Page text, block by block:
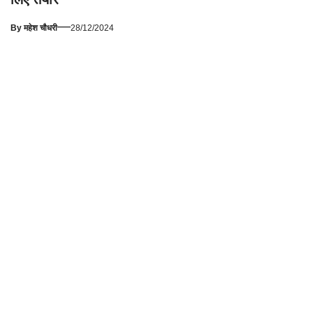
Byमहेश चौधरी—28/12/2024